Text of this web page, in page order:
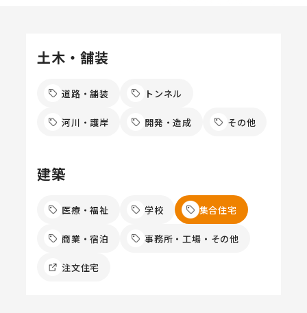
土木・舗装
道路・舗装 トンネル
河川・護岸 開発・造成 その他
建築
医療・福祉 学校 集合住宅
商業・宿泊 事務所・工場・その他
注文住宅